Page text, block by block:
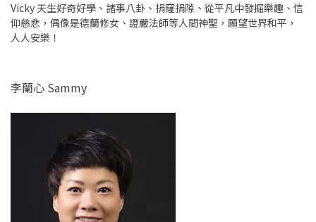
Vicky 天生好奇好學、諸事八卦、捐窿捐隙、從平凡中發掘樂趣、信
仰慈悲，偶像是德蘭修女、證嚴法師等人間神聖，願望世界和平，
人人安樂！
李蘭心 Sammy